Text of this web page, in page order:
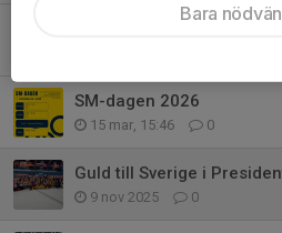
Domarutbildning 18/4 -
SM-dagen 2026
15 mar, 15:46 0
9 nov 2025 0
Bara